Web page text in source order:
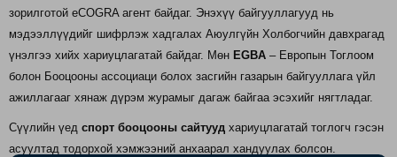
зорилготой eCOGRA агент байдаг. Энэхүү байгууллагууд нь
мэдээллүүдийг шифрлэж хадгалах Аюулгүйн Холбогчийн давхрагад
үнэлгээ хийх хариуцлагатай байдаг. Мөн EGBA – Европын Тоглоом
болон Бооцооны ассоциаци болох засгийн газарын байгууллага үйл
ажиллагааг хянаж дүрэм журамыг дагаж байгаа эсэхийг нягтладаг.
Сүүлийн үед спорт бооцооны сайтууд хариуцлагатай тоглогч гэсэн
асуултад тодорхой хэмжээний анхаарал хандуулах болсон.